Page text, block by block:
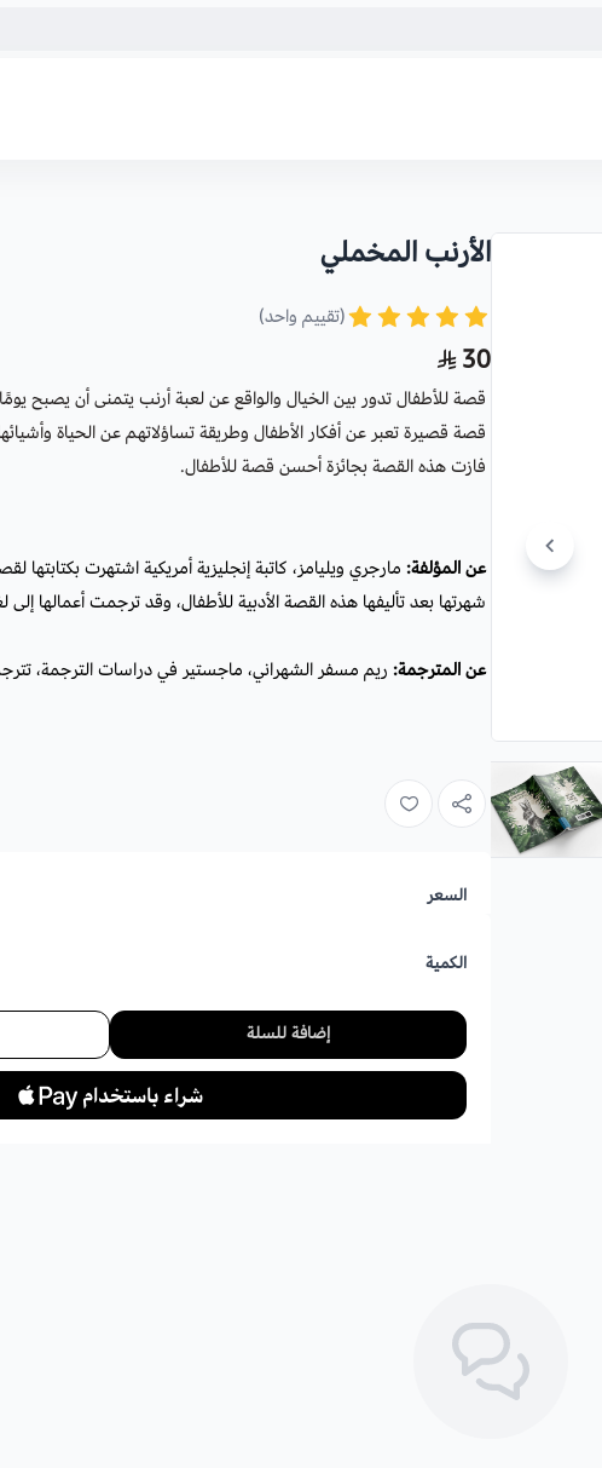
الأرنب المخملي
(تقييم واحد)
30
قصة للأطفال تدور بين الخيال والواقع عن لعبة أرنب يتمنى أن يصبح
قصة قصيرة تعبر عن أفكار الأطفال وطريقة تساؤلاتهم عن الحياة
فازت هذه القصة بجائزة أحسن قصة للأطفال.
عن المؤلفة: مارجري ويليامز، كاتبة إنجليزية أمريكية اشتهرت
شهرتها بعد تأليفها هذه القصة الأدبية للأطفال، وقد ترجمت أعمالها إلى
عن المترجمة: ريم مسفر الشهراني، ماجستير في دراسات الترجمة،
السعر
الكمية
إضافة للسلة